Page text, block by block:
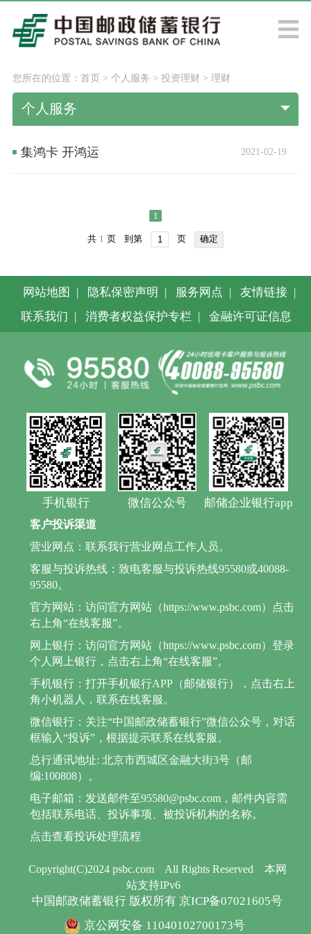
您所在的位置： 首页> 个人服务 > 投资理财 > 理财
个人服务
2021-02-19
集鸿卡 开鸿运
1
共 1 页 到第 页 确定
网站地图 | 隐私保密声明 | 服务网点 | 友情链接 |
联系我们 | 消费者权益保护专栏 | 金融许可证信息
手机银行 微信公众号 邮储企业银行app
Copyright(C)2024 psbc.com All Rights Reserved
本网
站支持IPv6
中国邮政储蓄银行 版权所有 京ICP备07021605号
京公网安备 11040102700173号
客户投诉渠道
营业网点：联系我行营业网点工作人员。
客服与投诉热线：致电客服与投诉热线95580或40088-
95580。
官方网站：访问官方网站（https://www.psbc.com）点击
右上角“在线客服”。
网上银行：访问官方网站（https://www.psbc.com）登录
个人网上银行，点击右上角“在线客服”。
手机银行：打开手机银行APP（邮储银行），点击右上
角小机器人，联系在线客服。
微信银行：关注“中国邮政储蓄银行”微信公众号，对话
框输入“投诉”，根据提示联系在线客服。
总行通讯地址: 北京市西城区金融大街3号（邮
编:100808）。
电子邮箱：发送邮件至95580@psbc.com，邮件内容需
包括联系电话、投诉事项、被投诉机构的名称。
点击查看投诉处理流程